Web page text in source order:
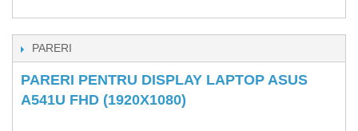
PARERI
PARERI PENTRU DISPLAY LAPTOP ASUS
A541U FHD (1920X1080)